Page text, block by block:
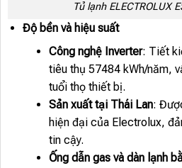
Tủ lạnh ELECTROLUX
Độ bền và hiệu suất
Công nghệ Inverter: Tiết
tiêu thụ 57484 kWh/năm,
tuổi thọ thiết bị.
Sản xuất tại Thái Lan:
hiện đại của Electrolux,
tin cậy.
Ống dẫn gas và dàn lạnh